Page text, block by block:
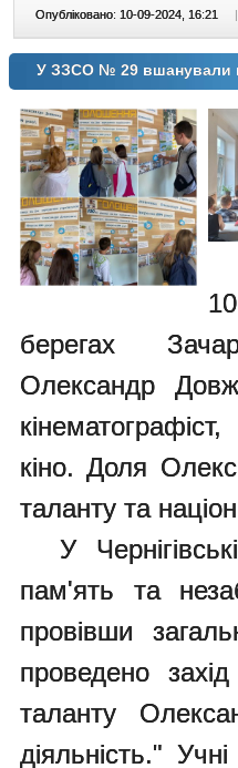
Опубліковано: 10-09-2024, 16:21 |
У ЗЗСО № 29 вшанували
берегах
Олександр
кіно. Доля
таланту та
У
пам'ять та
провівши
проведено
таланту
діяльність."